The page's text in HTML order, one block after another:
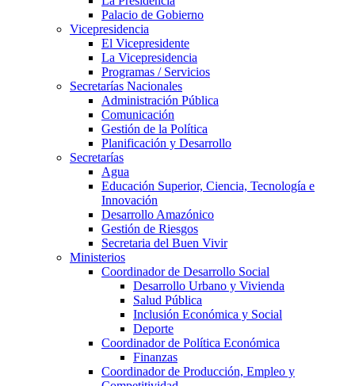
Palacio de Gobierno
Vicepresidencia
El Vicepresidente
La Vicepresidencia
Programas / Servicios
Secretarías Nacionales
Administración Pública
Comunicación
Gestión de la Política
Planificación y Desarrollo
Secretarías
Agua
Educación Superior, Ciencia, Tecnología e
Innovación
Desarrollo Amazónico
Gestión de Riesgos
Secretaria del Buen Vivir
Ministerios
Coordinador de Desarrollo Social
Desarrollo Urbano y Vivienda
Salud Pública
Inclusión Económica y Social
Deporte
Coordinador de Política Económica
Finanzas
Coordinador de Producción, Empleo y